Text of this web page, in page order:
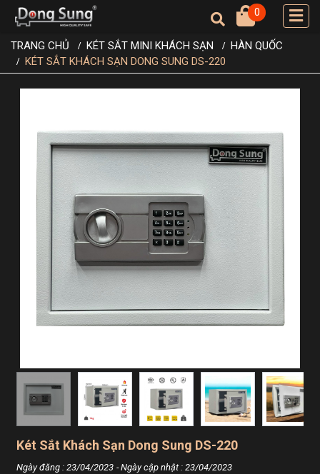
0
TRANG CHỦ KÉT SẮT MINI KHÁCH SẠN
HÀN QUỐC
KÉT SẮT KHÁCH SẠN DONG SUNG DS-220
Két Sắt Khách Sạn Dong Sung DS-220
Ngày đăng : 23/04/2023 - Ngày cập nhật : 23/04/2023